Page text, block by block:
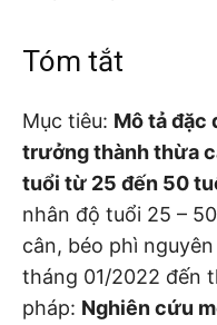
Tóm tắt
Mục tiêu: Mô tả đặc
trưởng thành thừa
tuổi từ 25 đến 50
nhân độ tuổi 25 –
cân, béo phì
tháng 01/2022 đến
pháp: Nghiên cứu